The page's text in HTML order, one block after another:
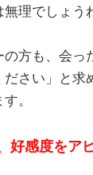
理でしょう
の方も、会っ
ださい」と求
。
好感度をア